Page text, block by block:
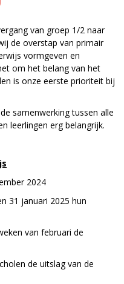
van groep 1/2 naar
de overstap van primair
vormgeven en
om het belang van het
is onze eerste prioriteit bij
samenwerking tussen alle
leerlingen erg belangrijk.
2024
31 januari 2025 hun
van februari de
de uitslag van de